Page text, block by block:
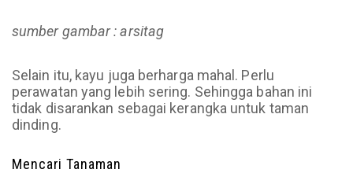
sumber gambar : arsitag
Selain itu, kayu juga berharga mahal. Perlu
perawatan yang lebih sering. Sehingga bahan ini
tidak disarankan sebagai kerangka untuk taman
dinding.
Mencari Tanaman